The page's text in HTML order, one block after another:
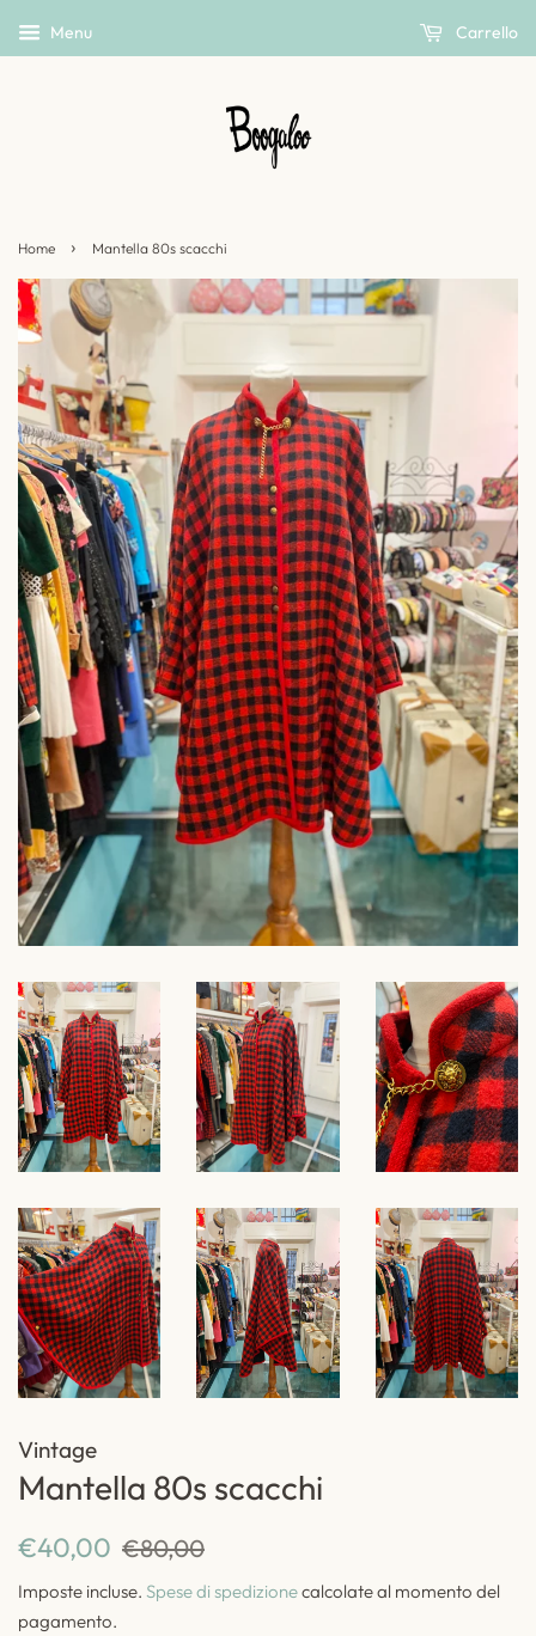
Menu Carrello
Home › Mantella 80s scacchi
Vintage
Mantella 80s scacchi
Prezzo
listino
€40,00 Prezzo
€80,00
Imposte incluse. Spese di spedizionecalcolate al momento del
pagamento.